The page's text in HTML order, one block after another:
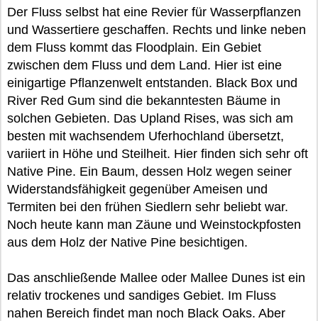
Der Fluss selbst hat eine Revier für Wasserpflanzen
und Wassertiere geschaffen. Rechts und linke neben
dem Fluss kommt das Floodplain. Ein Gebiet
zwischen dem Fluss und dem Land. Hier ist eine
einigartige Pflanzenwelt entstanden. Black Box und
River Red Gum sind die bekanntesten Bäume in
solchen Gebieten. Das Upland Rises, was sich am
besten mit wachsendem Uferhochland übersetzt,
variiert in Höhe und Steilheit. Hier finden sich sehr oft
Native Pine. Ein Baum, dessen Holz wegen seiner
Widerstandsfähigkeit gegenüber Ameisen und
Termiten bei den frühen Siedlern sehr beliebt war.
Noch heute kann man Zäune und Weinstockpfosten
aus dem Holz der Native Pine besichtigen.
Das anschließende Mallee oder Mallee Dunes ist ein
relativ trockenes und sandiges Gebiet. Im Fluss
nahen Bereich findet man noch Black Oaks. Aber